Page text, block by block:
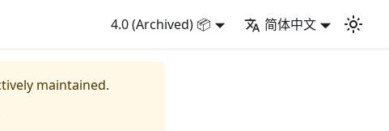
4.0 (Archived) 📦 简体中文
maintained.